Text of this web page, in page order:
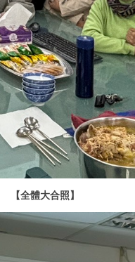
【全體大合照】